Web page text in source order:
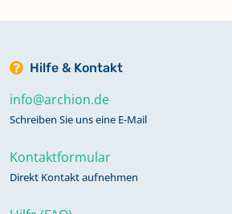
Hilfe & Kontakt
info@archion.de
Schreiben Sie uns eine E-Mail
Kontaktformular
Direkt Kontakt aufnehmen